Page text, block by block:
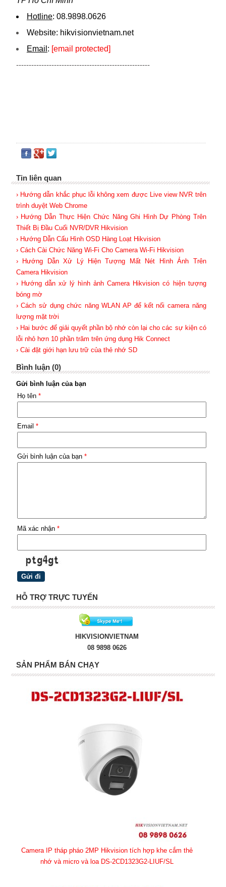
Hotline: 08.9898.0626
Website: hikvi sionvietnam.net
Email : [email protected]
-----------------------------------------------------
Tin liên quan
› Hướng dẫn khắc phục lỗi không xem được Live view NVR trên
trình duyệt Web Chrome
› Hướng Dẫn Thực Hiện Chức Năng Ghi Hình Dự Phòng Trên
Thiết Bị Đầu Cuối NVR/DVR Hikvision
› Hướng Dẫn Cấu Hình OSD Hàng Loạt Hikvision
› Cách Cài Chức Năng Wi-Fi Cho Camera Wi-Fi Hikvision
› Hướng Dẫn Xử Lý Hiện Tượng Mất Nét Hình Ảnh Trên
Camera Hikvision
› Hướng dẫn xử lý hình ảnh Camera Hikvision có hiện tượng
bóng mờ
› Cách sử dụng chức năng WLAN AP để kết nối camera năng
lượng mặt trời
› Hai bước để giải quyết phần bộ nhớ còn lại cho các sự kiện có
lỗi nhỏ hơn 10 phần trăm trên ứng dụng Hik Connect
› Cài đặt giới hạn lưu trữ của thẻ nhớ SD
Bình luận (0)
Gửi bình luận của bạn
Họ tên *
Email *
Gửi bình luận của bạn *
Mã xác nhận *
HỖ TRỢ TRỰC TUYẾN
HIKVISIONVIETNAM
08 9898 0626
SẢN PHẨM BÁN CHẠY
Camera IP tháp pháo 2MP Hikvision tích hợp khe cắm thẻ
nhớ và micro và loa DS-2CD1323G2-LIUF/SL